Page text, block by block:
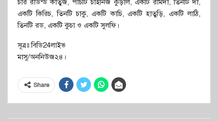
চার রাউন্ড কার্তুজ, পাঁচটি চাইনিজ কুড়াল, একটি রামদা, তিনটি দা,
একটি কিরিচ, তিনটি চাকু, একটি কাচি, একটি হাতুড়ি, একটি লাঠি,
তিনটি রড, একটি কুচা ও একটি সুলফি।
সূত্রঃ বিডি24লাইভ
মাসু/অননিউজ২৪।
Share